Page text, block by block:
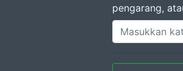
pengarang,